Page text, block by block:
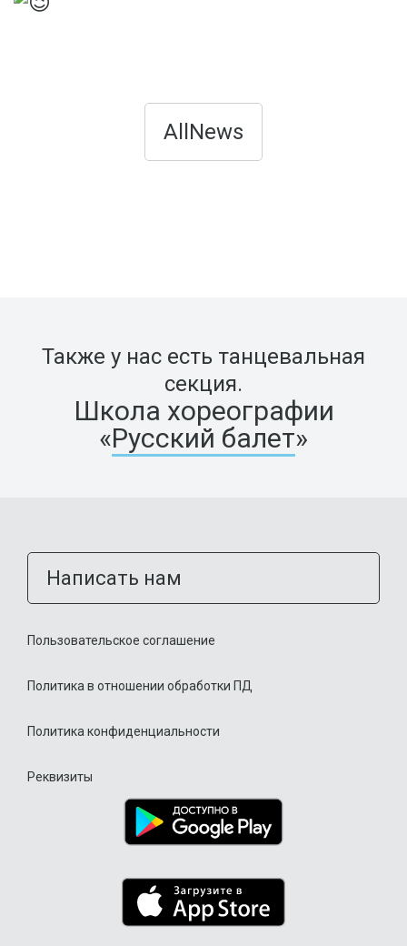
AllNews
Также у нас есть танцевальная
секция.
Школа хореографии
«Русский балет»
Написать нам
Пользовательское соглашение
Политика в отношении обработки ПД
Политика конфиденциальности
Реквизиты